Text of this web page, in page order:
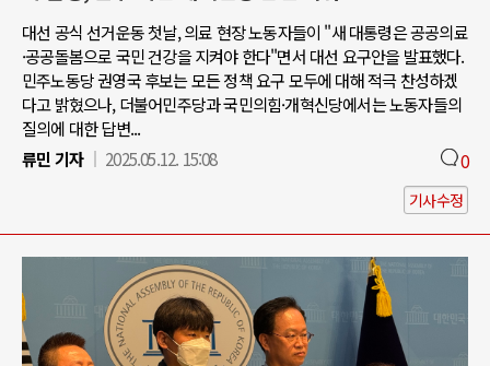
대선 공식 선거운동 첫날, 의료 현장 노동자들이 "새 대통령은 공공의료
·공공돌봄으로 국민 건강을 지켜야 한다"면서 대선 요구안을 발표했다.
민주노동당 권영국 후보는 모든 정책 요구 모두에 대해 적극 찬성하겠
다고 밝혔으나, 더불어민주당과 국민의힘·개혁신당에서는 노동자들의
질의에 대한 답변...
류민 기자
2025.05.12. 15:08 0
기사수정